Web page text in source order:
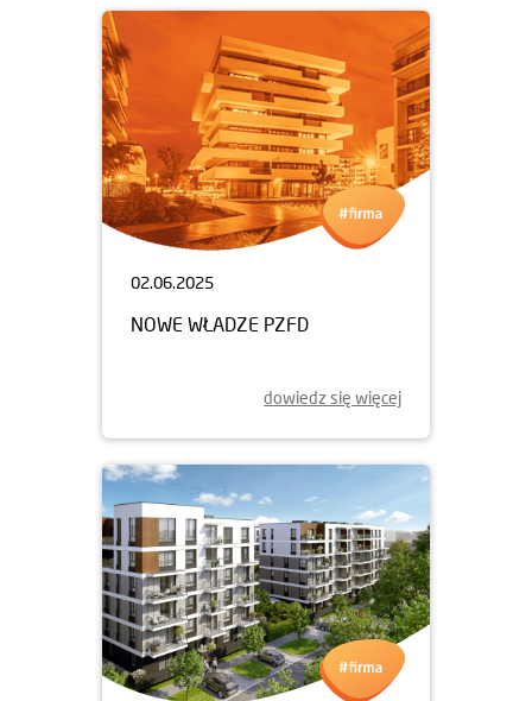
02.06.2025
NOWE WŁADZE PZFD
dowiedz się więcej